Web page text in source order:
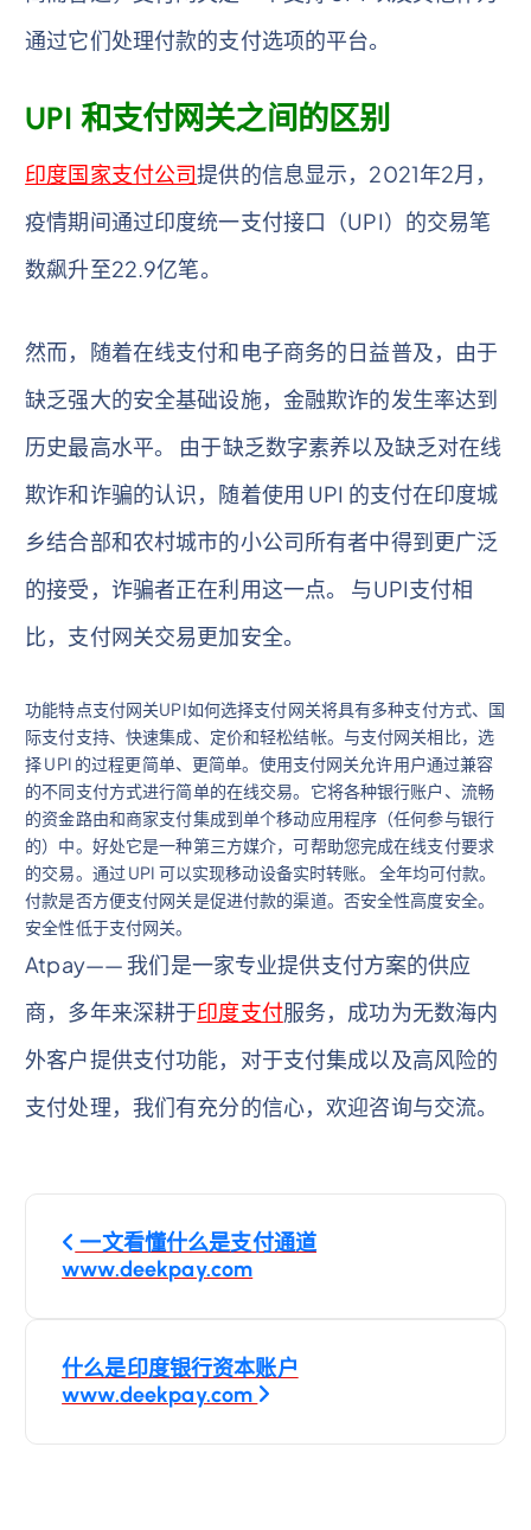
通过它们处理付款的支付选项的平台。
UPI 和支付网关之间的区别
印度国家支付公司提供的信息显示，2021年2月，
疫情期间通过印度统一支付接口（UPI）的交易笔
数飙升至22.9亿笔。
然而，随着在线支付和电子商务的日益普及，由于
缺乏强大的安全基础设施，金融欺诈的发生率达到
历史最高水平。 由于缺乏数字素养以及缺乏对在线
欺诈和诈骗的认识，随着使用 UPI 的支付在印度城
乡结合部和农村城市的小公司所有者中得到更广泛
的接受，诈骗者正在利用这一点。 与UPI支付相
比，支付网关交易更加安全。
功能特点支付网关UPI如何选择支付网关将具有多种支付方式、国
际支付支持、快速集成、定价和轻松结帐。与支付网关相比，选
择 UPI 的过程更简单、更简单。使用支付网关允许用户通过兼容
的不同支付方式进行简单的在线交易。它将各种银行账户、流畅
的资金路由和商家支付集成到单个移动应用程序（任何参与银行
的）中。好处它是一种第三方媒介，可帮助您完成在线支付要求
的交易。通过 UPI 可以实现移动设备实时转账。 全年均可付款。
付款是否方便支付网关是促进付款的渠道。否安全性高度安全。
安全性低于支付网关。
Atpay—— 我们是一家专业提供支付方案的供应
商，多年来深耕于印度支付服务，成功为无数海内
外客户提供支付功能，对于支付集成以及高风险的
支付处理，我们有充分的信心，欢迎咨询与交流。
文
章
航
一文看懂什么是支付通道
www.deekpay.com
什么是印度银行资本账户
www.deekpay.com